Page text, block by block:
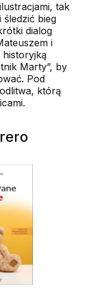
tak
śledzić bieg
dialog
i
historyjką
Marty”, by
Pod
którą